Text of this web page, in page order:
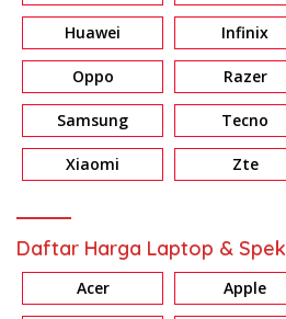
Huawei Infinix
Oppo Razer
Samsung Tecno
Xiaomi Zte
Daftar Harga Laptop & Spek
Acer Apple